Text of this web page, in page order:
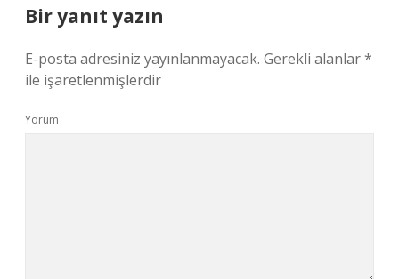
Bir yanıt yazın
E-posta adresiniz yayınlanmayacak. Gerekli alanlar*
ile işaretlenmişlerdir
Yorum